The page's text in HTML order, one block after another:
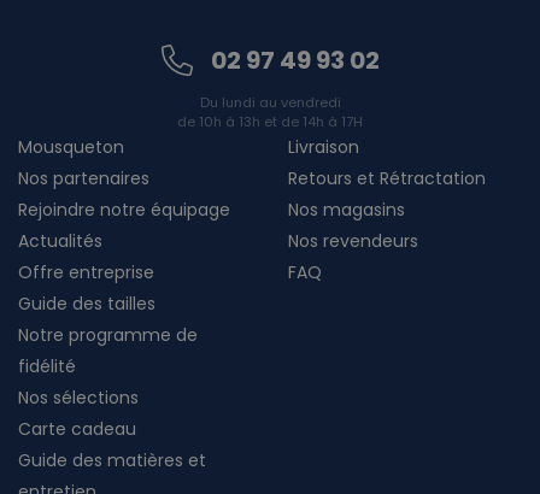
02 97 49 93 02
Du lundi au vendredi
de 10h à 13h et de 14h à 17H
Mousqueton
Nos partenaires
Rejoindre notre équipage
Actualités
Offre entreprise
Livraison
Retours et Rétractation
Nos magasins
Nos revendeurs
FAQ
Guide des tailles
Notre programme de
fidélité
Nos sélections
Carte cadeau
Guide des matières et